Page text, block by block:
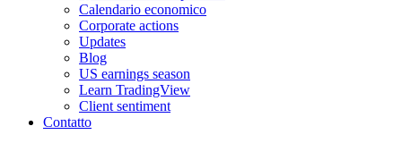
Calendario economico
Corporate actions
Updates
Blog
US earnings season
Learn TradingView
Client sentiment
Contatto